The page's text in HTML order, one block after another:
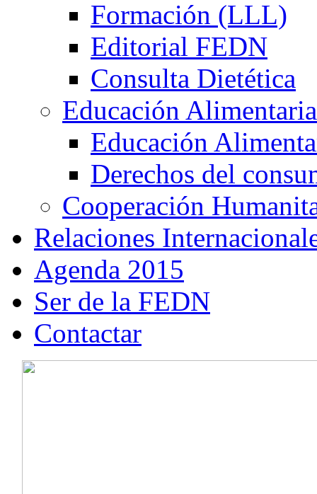
Formación (LLL)
Editorial FEDN
Consulta Dietética
Educación Alimentaria
Educación
Derechos del
Cooperación
Relaciones
Agenda 2015
Ser de la FEDN
Contactar